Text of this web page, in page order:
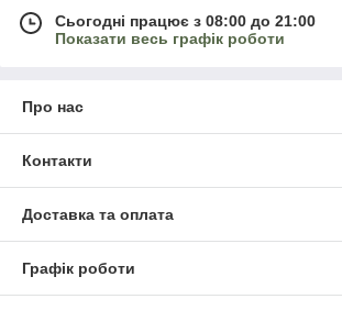
Сьогодні працює з 08:00 до 21:00
Показати весь графік роботи
Про нас
Контакти
Доставка та оплата
Графік роботи